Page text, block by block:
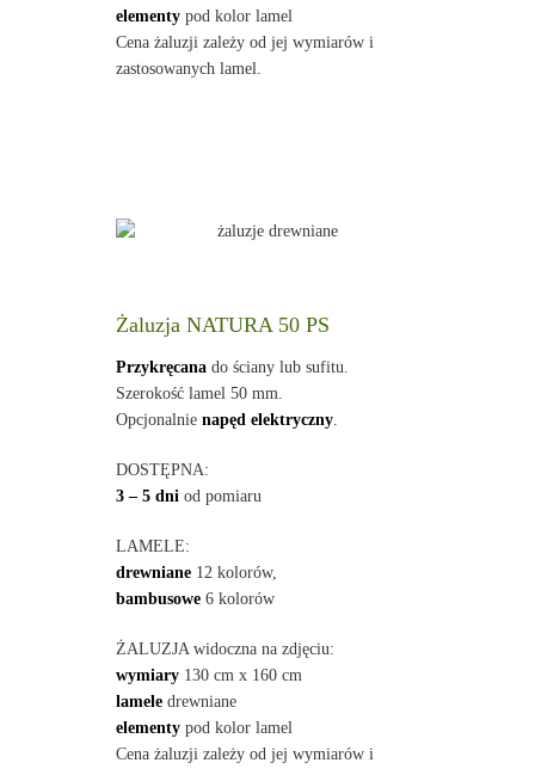
elementypod kolor lamel
Cena żaluzji zależy od jej wymiarów i
zastosowanych lamel.
Żaluzja NATURA 50 PS
Przykręcanado ściany lub sufitu.
Szerokość lamel 50 mm.
Opcjonalnie napęd elektryczny.
DOSTĘPNA:
3 – 5 dni od pomiaru
LAMELE:
drewniane12 kolorów,
bambusowe6 kolorów
ŻALUZJA widoczna na zdjęciu:
wymiary130 cm x 160 cm
lameledrewniane
elementypod kolor lamel
Cena żaluzji zależy od jej wymiarów i